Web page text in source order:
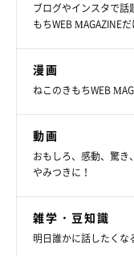
ブログやインスタで話
もちWEB MAGAZINEだ
漫画
ねこのきもちWEB
動画
おもしろ、感動、驚
やみつきに！
雑学・豆知識
明日誰かに話したくな